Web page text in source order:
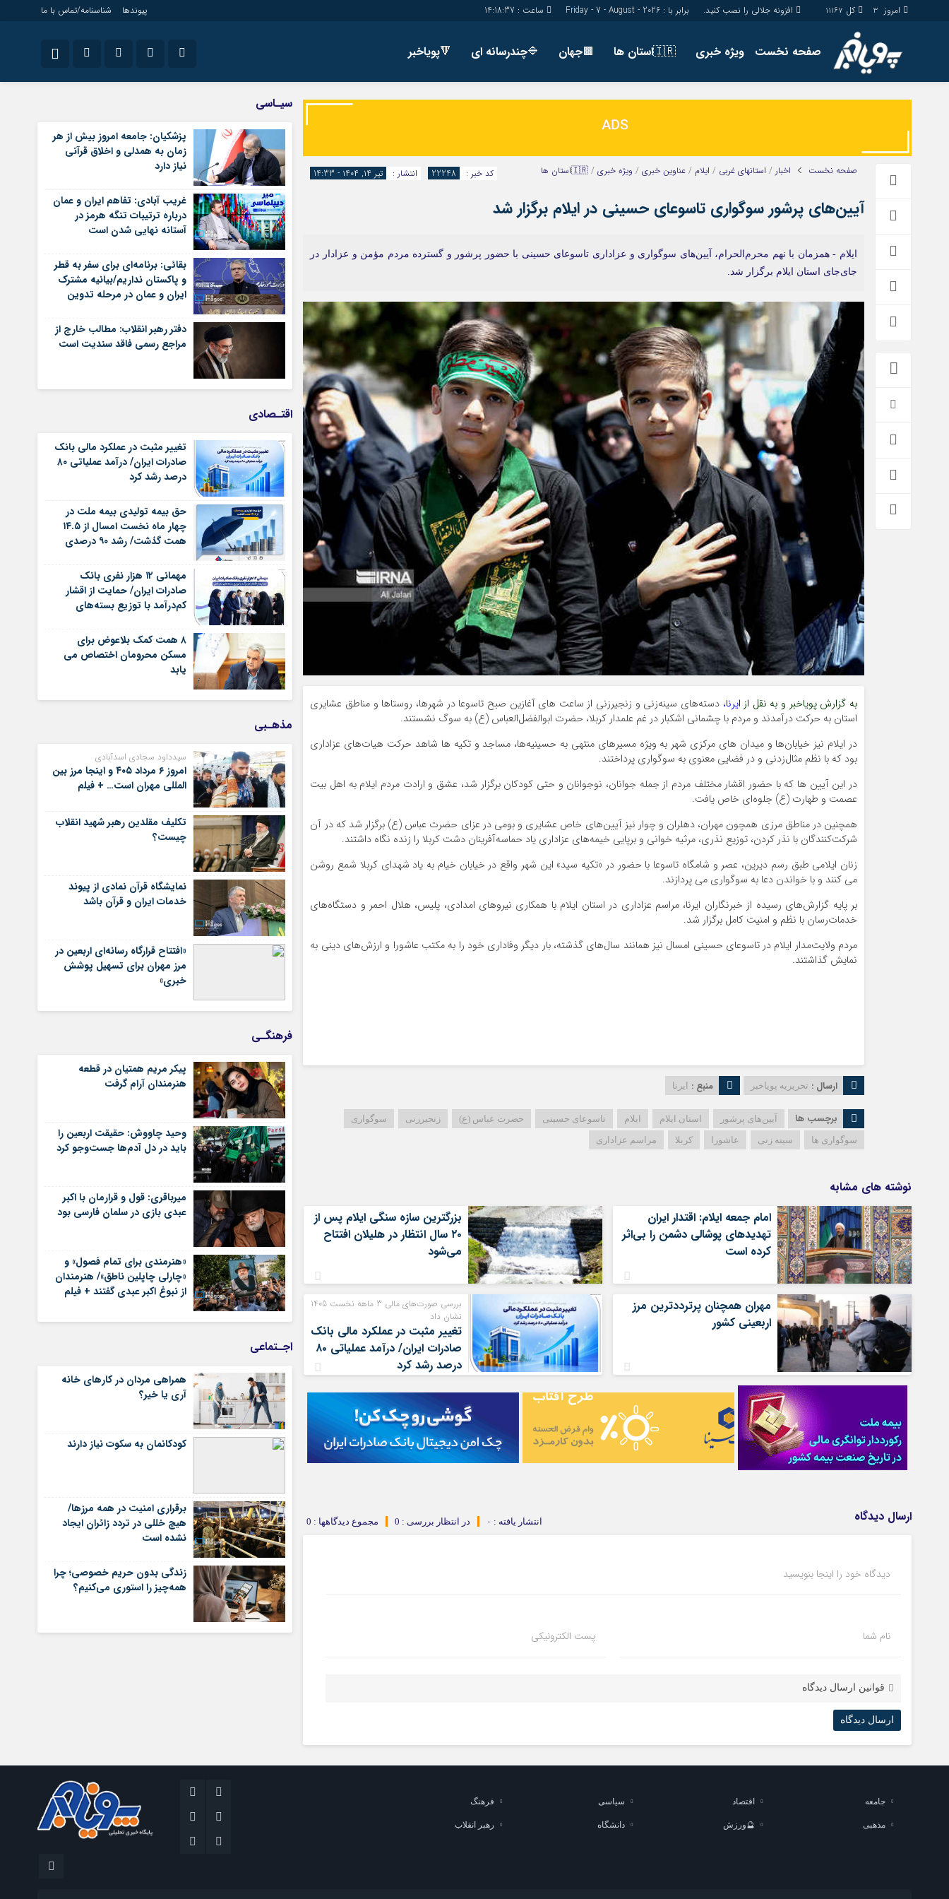
کل 11167 امروز 3 افزونه جلالی را نصب کنید. برابر با : Friday - 7 - August - 2026 ساعت : 14:18:38 پیوندها شناسنامه/تماس با ما
صفحه نخست ویژه خبری 🇮🇷استان ها 🟫جهان 🔷چندرسانه ای 🔻پویاخبر
سروش
ایتا
آپارات
اپلیکیشن
رمز عبور
مرا به خاطر بسپار
اخبار
سیاسی
فرهنگ
چند رسانه
حساب مشتری
دسترسی سریع
سبد خريد
پیوندها
گروه سیاسی
گروه فرهنگ
اقتصاد
سیاسی
فرهنگ
صفحه نخست اخبار / استانهای غربی / ایلام / عناوین خبری / ویژه خبری / 🇮🇷استان ها انتشار : تیر ۱۴, ۱۴۰۴ - 14:33 کد خبر : 22248
آیین‌های پرشور سوگواری تاسوعای حسینی در ایلام برگزار شد
ایلام - همزمان با نهم محرم‌الحرام، آیین‌های سوگواری و عزاداری تاسوعای حسینی با حضور پرشور و گسترده مردم مؤمن و عزادار در
جای‌جای استان ایلام برگزار شد.
به گزارش پویاخبر و به نقل از ایرنا، دسته‌های سینه‌زنی و زنجیرزنی از ساعت های آغازین صبح تاسوعا در شهرها، روستاها و مناطق عشایری
استان به حرکت درآمدند و مردم با چشمانی اشکبار در غم علمدار کربلا، حضرت ابوالفضل‌العباس (ع) به سوگ نشستند.
در ایلام نیز خیابان‌ها و میدان های مرکزی شهر به ویژه مسیرهای منتهی به حسینیه‌ها، مساجد و تکیه ها شاهد حرکت هیات‌های عزاداری
بود که با نظم مثال‌زدنی و در فضایی معنوی به سوگواری پرداختند.
در این آیین ها که با حضور اقشار مختلف مردم از جمله جوانان، نوجوانان و حتی کودکان برگزار شد، عشق و ارادت مردم ایلام به اهل بیت
عصمت و طهارت (ع) جلوه‌ای خاص یافت.
همچنین در مناطق مرزی همچون مهران، دهلران و چوار نیز آیین‌های خاص عشایری و بومی در عزای حضرت عباس (ع) برگزار شد که در آن
شرکت‌کنندگان با نذر کردن، توزیع نذری، مرثیه خوانی و برپایی خیمه‌های عزاداری یاد حماسه‌آفرینان دشت کربلا را زنده نگاه داشتند.
زنان ایلامی طبق رسم دیرین، عصر و شامگاه تاسوعا با حضور در «تکیه سید» این شهر واقع در خیابان خیام به یاد شهدای کربلا شمع روشن
می کنند و با خواندن دعا به سوگواری می پردازند.
بر پایه گزارش‌های رسیده از خبرنگاران ایرنا، مراسم عزاداری در استان ایلام با همکاری نیروهای امدادی، پلیس، هلال احمر و دستگاه‌های
خدمات‌رسان با نظم و امنیت کامل برگزار شد.
مردم ولایت‌مدار ایلام در تاسوعای حسینی امسال نیز همانند سال‌های گذشته، بار دیگر وفاداری خود را به مکتب عاشورا و ارزش‌های دینی به
نمایش گذاشتند.
ارسال : تحریریه پویاخبر منبع : ایرنا
برچسب ها آیین‌های پرشور استان ایلام ایلام تاسوعای حسینی حضرت عباس (ع) زنجیرزنی
سوگواری
سوگواری ها
سینه زنی عاشورا کربلا مراسم عزاداری
نوشته های مشابه
امام جمعه ایلام: اقتدار ایران
تهدیدهای پوشالی دشمن را بی‌اثر
کرده است
بزرگترین سازه سنگی ایلام پس از
۲۰ سال انتظار در هلیلان افتتاح
می‌شود
مهران همچنان پرترددترین مرز
اربعینی کشور
بررسی صورت‌های مالی 3 ماهه نخست 1405
نشان داد
تغییر مثبت در عملکرد مالی بانک
صادرات ایران/ درآمد عملیاتی ۸۰
درصد رشد کرد
ارسال دیدگاه مجموع دیدگاهها : 0 در انتظار بررسی : 0 انتشار یافته : ۰
دیدگاه خود را اینجا بنویسید
نام شما پست الکترونیکی
قوانین ارسال دیدگاه
سیـاسی
پزشکیان: جامعه امروز بیش از هر
زمان به همدلی و اخلاق قرآنی
نیاز دارد
غریب آبادی: تفاهم ایران و عمان
درباره ترتیبات تنگه هرمز در
آستانه نهایی شدن است
بقائی: برنامه‌ای برای سفر به قطر
و پاکستان نداریم/بیانیه مشترک
ایران و عمان در مرحله تدوین
دفتر رهبر انقلاب: مطالب خارج از
مراجع رسمی فاقد سندیت است
اقتـصادی
تغییر مثبت در عملکرد مالی بانک
صادرات ایران/ درآمد عملیاتی ۸۰
درصد رشد کرد
حق بیمه تولیدی بیمه ملت در
چهار ماه نخست امسال از ۱۴.۵
همت گذشت/ رشد ۹۰ درصدی
گذشته
مهمانی ۱۲ هزار نفری بانک
صادرات ایران/ حمایت از اقشار
کم‌درآمد با توزیع بسته‌های
۸ همت کمک بلاعوض برای
مسکن محرومان اختصاص می
یابد
مذهـبی
سیدداود سجادی اسدآبادی
امروز ۶ مرداد ۴۰۵ و اینجا مرز بین
المللی مهران است… + فیلم
تکلیف مقلدین رهبر شهید انقلاب
چیست؟
نمایشگاه قرآن نمادی از پیوند
خدمات ایران و قرآن باشد
«افتتاح قرارگاه رسانه‌ای اربعین در
مرز مهران برای تسهیل پوشش
خبری»
فرهنگـی
پیکر مریم همتیان در قطعه
هنرمندان آرام گرفت
وحید چاووش: حقیقت اربعین را
باید در دل آدم‌ها جست‌وجو کرد
میرباقری: قول و قرارمان با اکبر
عبدی بازی در سلمان فارسی بود
«هنرمندی برای تمام فصول» و
«چارلی چاپلین ناطق»/ هنرمندان
از نبوغ اکبر عبدی گفتند + فیلم
اجـتماعی
همراهی مردان در کارهای خانه
آری یا خیر؟
کودکانمان به سکوت نیاز دارند
برقراری امنیت در همه مرزها/
هیچ‌ خللی در تردد زائران ایجاد
نشده است
زندگی بدون حریم خصوصی؛ چرا
همه‌چیز را استوری می‌کنیم؟
جامعه اقتصاد سیاسی فرهنگ
مذهبی 🔮ورزش دانشگاه رهبر انقلاب